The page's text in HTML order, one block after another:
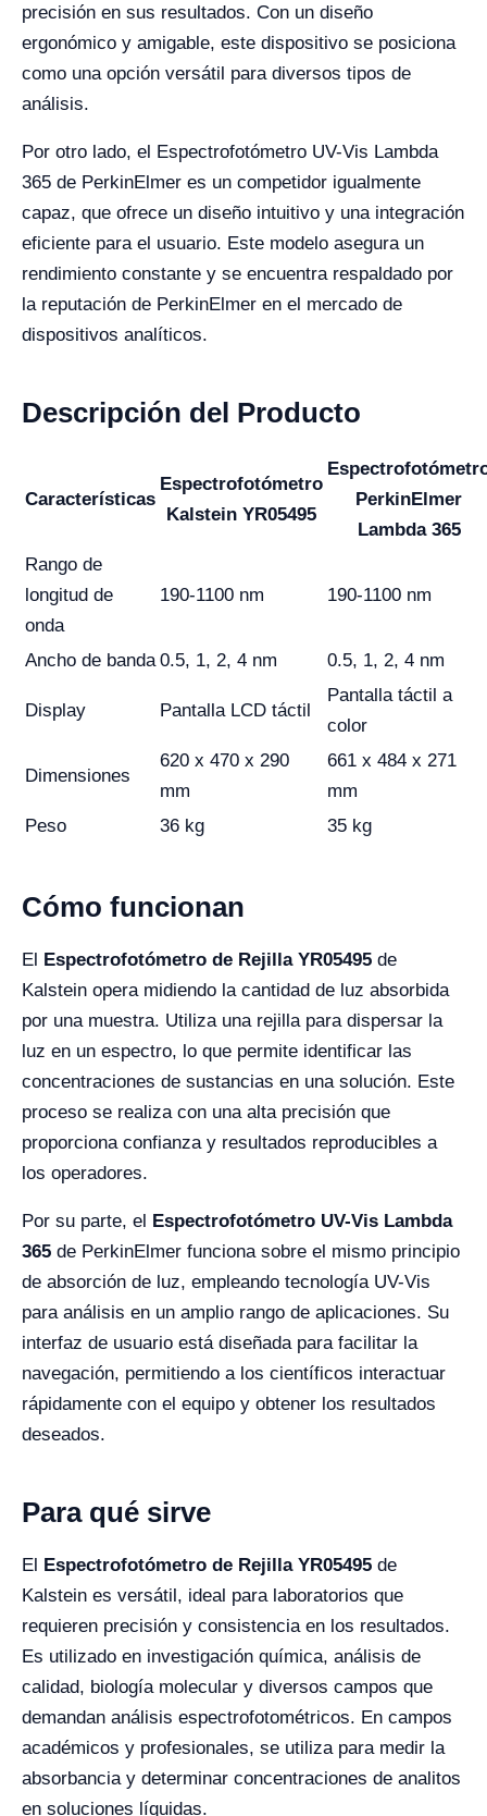
precisión en sus resultados. Con un diseño
ergonómico y amigable, este dispositivo se posiciona
como una opción versátil para diversos tipos de
análisis.
Por otro lado, el Espectrofotómetro UV-Vis Lambda
365 de PerkinElmer es un competidor igualmente
capaz, que ofrece un diseño intuitivo y una integración
eficiente para el usuario. Este modelo asegura un
rendimiento constante y se encuentra respaldado por
la reputación de PerkinElmer en el mercado de
dispositivos analíticos.
Descripción del Producto
Características
Espectrofotómetro
Kalstein YR05495
PerkinElmer
Lambda 365
Rango de
longitud de
onda
190-1100 nm 190-1100 nm
Ancho de banda 0.5, 1, 2, 4 nm 0.5, 1, 2, 4 nm
Display Pantalla LCD táctil
Pantalla táctil a
color
Dimensiones
620 x 470 x 290
mm
661 x 484 x 271
mm
Peso
36 kg 35 kg
Cómo funcionan
El Espectrofotómetro de Rejilla YR05495 de
Kalstein opera midiendo la cantidad de luz absorbida
por una muestra. Utiliza una rejilla para dispersar la
luz en un espectro, lo que permite identificar las
concentraciones de sustancias en una solución. Este
proceso se realiza con una alta precisión que
proporciona confianza y resultados reproducibles a
los operadores.
Por su parte, el Espectrofotómetro UV-Vis Lambda
365 de PerkinElmer funciona sobre el mismo principio
de absorción de luz, empleando tecnología UV-Vis
para análisis en un amplio rango de aplicaciones. Su
interfaz de usuario está diseñada para facilitar la
navegación, permitiendo a los científicos interactuar
rápidamente con el equipo y obtener los resultados
deseados.
Para qué sirve
El Espectrofotómetro de Rejilla YR05495 de
Kalstein es versátil, ideal para laboratorios que
requieren precisión y consistencia en los resultados.
Es utilizado en investigación química, análisis de
calidad, biología molecular y diversos campos que
demandan análisis espectrofotométricos. En campos
académicos y profesionales, se utiliza para medir la
absorbancia y determinar concentraciones de analitos
en soluciones líquidas.